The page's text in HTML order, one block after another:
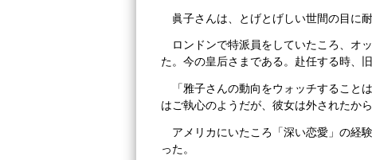
眞子さんは、とげとげしい世間の目に
ロンドンで特派員をしていたころ、オ
た。今の皇后さまである。赴任する時、
「雅子さんの動向をウォッチすること
はご執心のようだが、彼女は外されたか
アメリカにいたころ「深い恋愛」の経
った。